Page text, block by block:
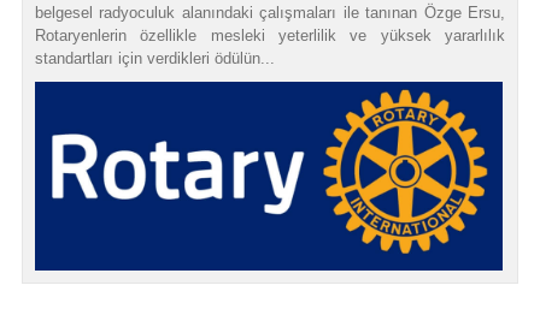
belgesel radyoculuk alanındaki çalışmaları ile tanınan Özge Ersu,
Rotaryenlerin özellikle mesleki yeterlilik ve yüksek yararlılık
standartları için verdikleri ödülün...